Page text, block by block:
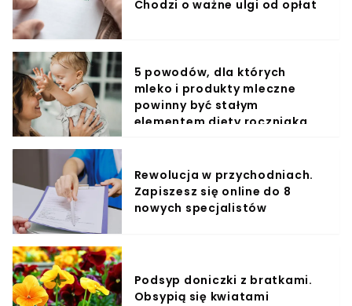
Chodzi o ważne ulgi od opłat
5 powodów, dla których
mleko i produkty mleczne
powinny być stałym
elementem diety roczniaka
Rewolucja w przychodniach.
Zapiszesz się online do 8
nowych specjalistów
Podsyp doniczki z bratkami.
Obsypią się kwiatami